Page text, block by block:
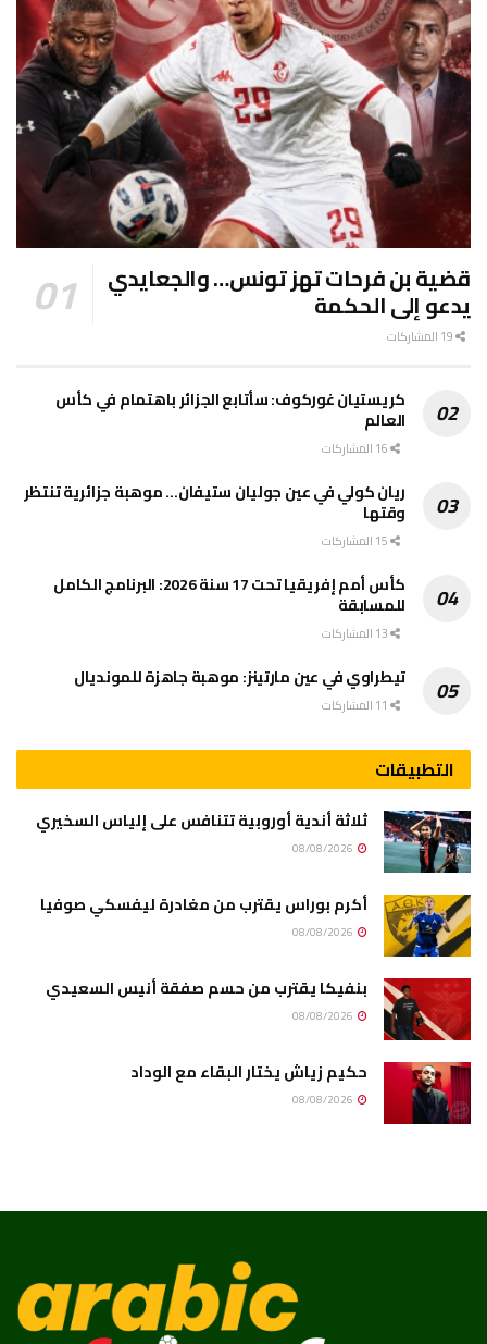
قضية بن فرحات تهز تونس… والجعايدي
يدعو إلى الحكمة
كريستيان غوركوف: سأتابع الجزائر باهتمام في كأس
العالم
ريان كولي في عين جوليان ستيفان… موهبة جزائرية تنتظر
وقتها
كأس أمم إفريقيا تحت 17 سنة 2026: البرنامج الكامل
للمسابقة
تيطراوي في عين مارتينز: موهبة جاهزة للمونديال
التطبيقات
ثلاثة أندية أوروبية تتنافس على إلياس السخيري
أكرم بوراس يقترب من مغادرة ليفسكي صوفيا
بنفيكا يقترب من حسم صفقة أنيس السعيدي
حكيم زياش يختار البقاء مع الوداد